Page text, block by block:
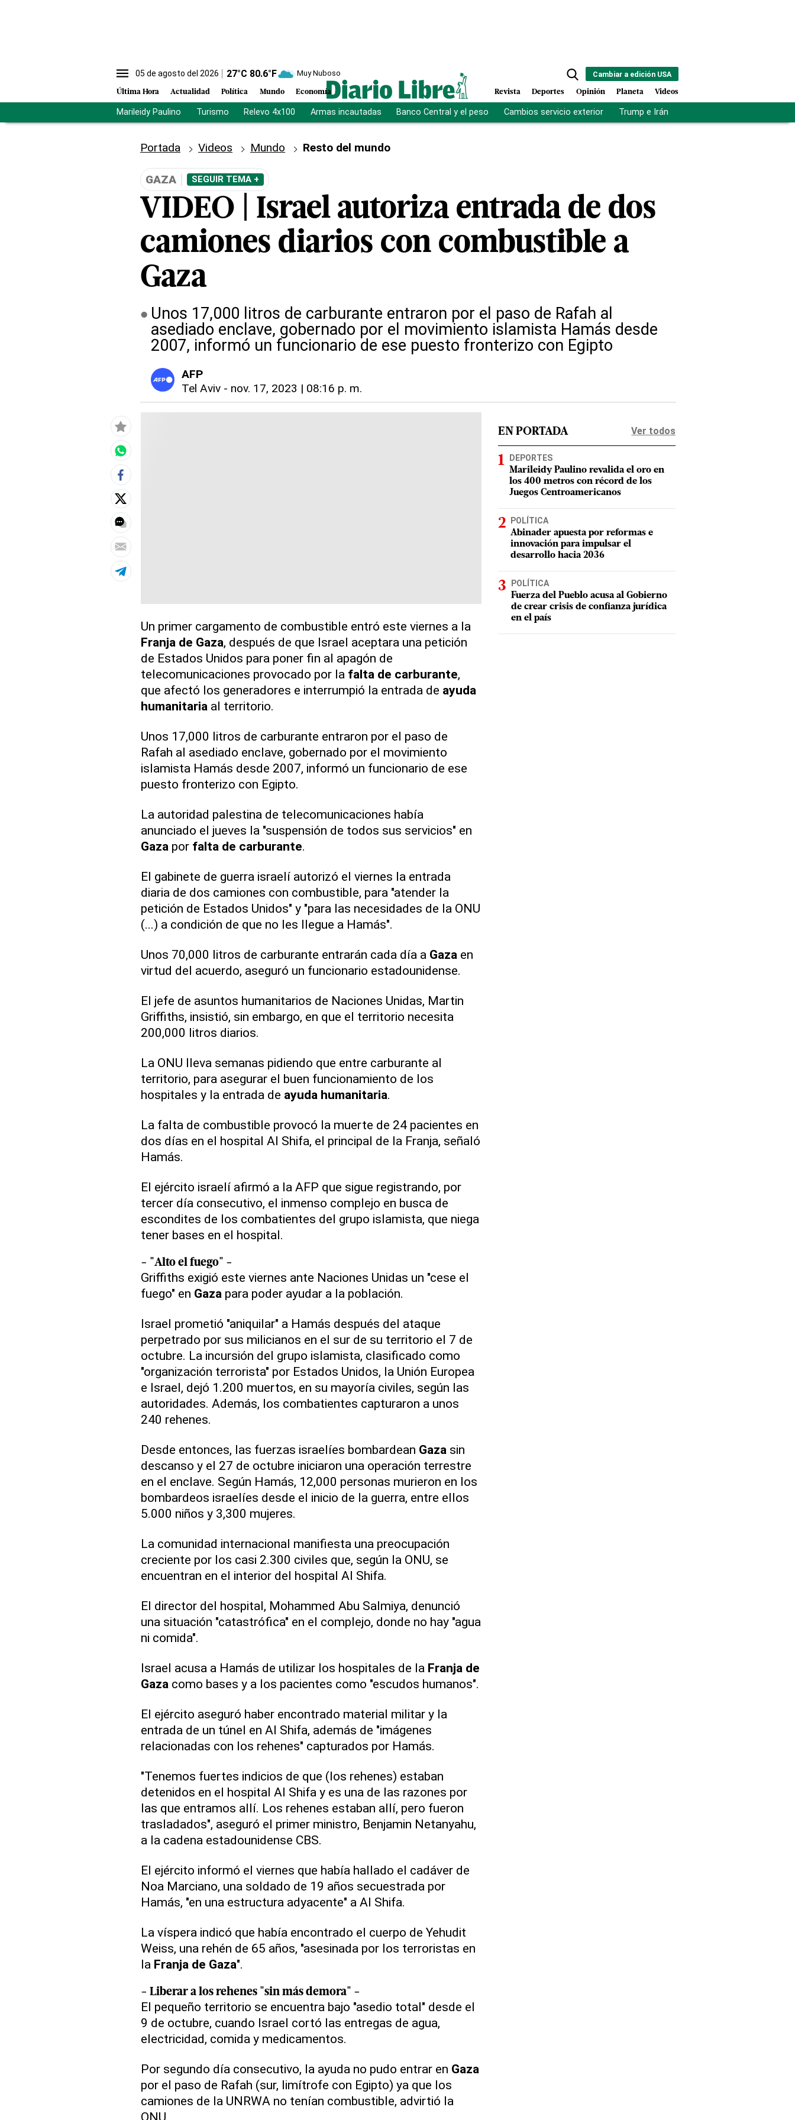
05 de agosto del 2026 27°C 80.6°F Muy Nuboso
Última Hora Actualidad Política Mundo Economía
Cambiar a edición USA
Revista Deportes Opinión Planeta Videos
Marileidy Paulino Turismo Relevo 4x100 Armas incautadas Banco Central y el peso Cambios servicio exterior Trump e Irán
Portada Videos Mundo Resto del mundo
GAZA SEGUIR TEMA +
VIDEO | Israel autoriza entrada de dos
camiones diarios con combustible a
Gaza
Unos 17,000 litros de carburante entraron por el paso de Rafah al
asediado enclave, gobernado por el movimiento islamista Hamás desde
2007, informó un funcionario de ese puesto fronterizo con Egipto
AFP
Tel Aviv - nov. 17, 2023 | 08:16 p. m.
Un primer cargamento de combustible entró este viernes a la
Franja de Gaza, después de que Israel aceptara una petición
de Estados Unidos para poner fin al apagón de
telecomunicaciones provocado por la falta de carburante,
que afectó los generadores e interrumpió la entrada de ayuda
humanitaria al territorio.
Unos 17,000 litros de carburante entraron por el paso de
Rafah al asediado enclave, gobernado por el movimiento
islamista Hamás desde 2007, informó un funcionario de ese
puesto fronterizo con Egipto.
La autoridad palestina de telecomunicaciones había
anunciado el jueves la "suspensión de todos sus servicios" en
Gaza por falta de carburante.
El gabinete de guerra israelí autorizó el viernes la entrada
diaria de dos camiones con combustible, para "atender la
petición de Estados Unidos" y "para las necesidades de la ONU
(...) a condición de que no les llegue a Hamás".
Unos 70,000 litros de carburante entrarán cada día a Gaza en
virtud del acuerdo, aseguró un funcionario estadounidense.
El jefe de asuntos humanitarios de Naciones Unidas, Martin
Griffiths, insistió, sin embargo, en que el territorio necesita
200,000 litros diarios.
La ONU lleva semanas pidiendo que entre carburante al
territorio, para asegurar el buen funcionamiento de los
hospitales y la entrada de ayuda humanitaria.
La falta de combustible provocó la muerte de 24 pacientes en
dos días en el hospital Al Shifa, el principal de la Franja, señaló
Hamás.
El ejército israelí afirmó a la AFP que sigue registrando, por
tercer día consecutivo, el inmenso complejo en busca de
escondites de los combatientes del grupo islamista, que niega
tener bases en el hospital.
- "Alto el fuego" -
Griffiths exigió este viernes ante Naciones Unidas un "cese el
fuego" en Gaza para poder ayudar a la población.
Israel prometió "aniquilar" a Hamás después del ataque
perpetrado por sus milicianos en el sur de su territorio el 7 de
octubre. La incursión del grupo islamista, clasificado como
"organización terrorista" por Estados Unidos, la Unión Europea
e Israel, dejó 1.200 muertos, en su mayoría civiles, según las
autoridades. Además, los combatientes capturaron a unos
240 rehenes.
Desde entonces, las fuerzas israelíes bombardean Gaza sin
descanso y el 27 de octubre iniciaron una operación terrestre
en el enclave. Según Hamás, 12,000 personas murieron en los
bombardeos israelíes desde el inicio de la guerra, entre ellos
5.000 niños y 3,300 mujeres.
La comunidad internacional manifiesta una preocupación
creciente por los casi 2.300 civiles que, según la ONU, se
encuentran en el interior del hospital Al Shifa.
El director del hospital, Mohammed Abu Salmiya, denunció
una situación "catastrófica" en el complejo, donde no hay "agua
ni comida".
Israel acusa a Hamás de utilizar los hospitales de la Franja de
Gaza como bases y a los pacientes como "escudos humanos".
El ejército aseguró haber encontrado material militar y la
entrada de un túnel en Al Shifa, además de "imágenes
relacionadas con los rehenes" capturados por Hamás.
"Tenemos fuertes indicios de que (los rehenes) estaban
detenidos en el hospital Al Shifa y es una de las razones por
las que entramos allí. Los rehenes estaban allí, pero fueron
trasladados", aseguró el primer ministro, Benjamin Netanyahu,
a la cadena estadounidense CBS.
El ejército informó el viernes que había hallado el cadáver de
Noa Marciano, una soldado de 19 años secuestrada por
Hamás, "en una estructura adyacente" a Al Shifa.
La víspera indicó que había encontrado el cuerpo de Yehudit
Weiss, una rehén de 65 años, "asesinada por los terroristas en
la Franja de Gaza".
- Liberar a los rehenes "sin más demora" -
El pequeño territorio se encuentra bajo "asedio total" desde el
9 de octubre, cuando Israel cortó las entregas de agua,
electricidad, comida y medicamentos.
Por segundo día consecutivo, la ayuda no pudo entrar en Gaza
por el paso de Rafah (sur, limítrofe con Egipto) ya que los
camiones de la UNRWA no tenían combustible, advirtió la
ONU.
EN PORTADA Ver todos
DEPORTES
Marileidy Paulino revalida el oro en
los 400 metros con récord de los
Juegos Centroamericanos
POLÍTICA
Abinader apuesta por reformas e
innovación para impulsar el
desarrollo hacia 2036
POLÍTICA
Fuerza del Pueblo acusa al Gobierno
de crear crisis de confianza jurídica
en el país